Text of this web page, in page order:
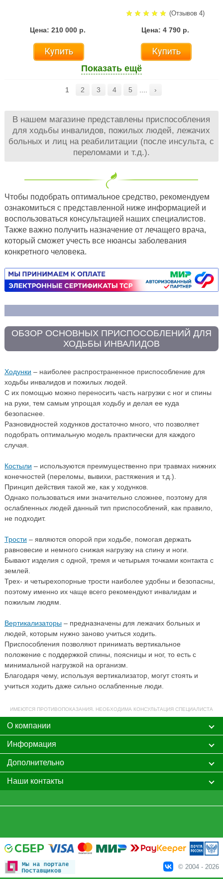
Цена: 210 000 р.
Купить
(Отзывов 4)
Цена: 4 790 р.
Купить
Показать ещё
1 2 3 4 5 .... ›
В нашем магазине представлены приспособления
для ходьбы инвалидов, пожилых людей, лежачих
больных и лиц на реабилитации (после инсульта, с
переломами и т.д.).
Чтобы подобрать оптимальное средство, рекомендуем
ознакомиться с представленной ниже информацией и
воспользоваться консультацией наших специалистов.
Также важно получить назначение от лечащего врача,
который сможет учесть все нюансы заболевания
конкретного человека.
ОБЗОР ОСНОВНЫХ ПРИСПОСОБЛЕНИЙ ДЛЯ
ХОДЬБЫ ИНВАЛИДОВ
Ходунки – наиболее распространенное приспособление для
ходьбы инвалидов и пожилых людей.
С их помощью можно переносить часть нагрузки с ног и спины
на руки, тем самым упрощая ходьбу и делая ее куда
безопаснее.
Разновидностей ходунков достаточно много, что позволяет
подобрать оптимальную модель практически для каждого
случая.
Костыли – используются преимущественно при травмах нижних
конечностей (переломы, вывихи, растяжения и т.д.).
Принцип действия такой же, как у ходунков.
Однако пользоваться ими значительно сложнее, поэтому для
ослабленных людей данный тип приспособлений, как правило,
не подходит.
Трости – являются опорой при ходьбе, помогая держать
равновесие и немного снижая нагрузку на спину и ноги.
Бывают изделия с одной, тремя и четырьмя точками контакта с
землей.
Трех- и четырехопорные трости наиболее удобны и безопасны,
поэтому именно их чаще всего рекомендуют инвалидам и
пожилым людям.
Вертикализаторы– предназначены для лежачих больных и
людей, которым нужно заново учиться ходить.
Приспособления позволяют принимать вертикальное
положение с поддержкой спины, поясницы и ног, то есть с
минимальной нагрузкой на организм.
Благодаря чему, используя вертикализатор, могут стоять и
учиться ходить даже сильно ослабленные люди.
ИМЕЮТСЯ ПРОТИВОПОКАЗАНИЯ. НЕОБХОДИМА КОНСУЛЬТАЦИЯ СПЕЦИАЛИСТА
О компании
Информация
Дополнительно
Наши контакты
© 2004 - 2026